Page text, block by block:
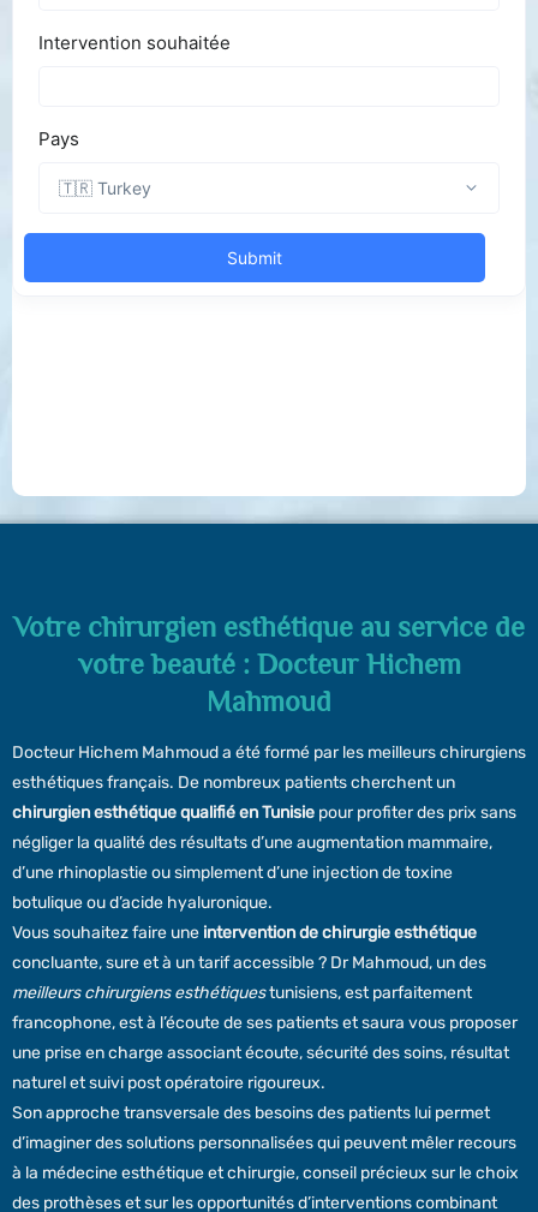
Votre chirurgien esthétique au service de
votre beauté : Docteur Hichem
Mahmoud
Docteur Hichem Mahmoud a été formé par les meilleurs chirurgiens
esthétiques français. De nombreux patients cherchent un
chirurgien esthétique qualifié en Tunisie pour profiter des prix sans
négliger la qualité des résultats d’une augmentation mammaire,
d’une rhinoplastie ou simplement d’une injection de toxine
botulique ou d’acide hyaluronique.
Vous souhaitez faire une intervention de chirurgie esthétique
concluante, sure et à un tarif accessible ? Dr Mahmoud, un des
meilleurs chirurgiens esthétiquestunisiens, est parfaitement
francophone, est à l’écoute de ses patients et saura vous proposer
une prise en charge associant écoute, sécurité des soins, résultat
naturel et suivi post opératoire rigoureux.
Son approche transversale des besoins des patients lui permet
d’imaginer des solutions personnalisées qui peuvent mêler recours
à la médecine esthétique et chirurgie, conseil précieux sur le choix
des prothèses et sur les opportunités d’interventions combinant